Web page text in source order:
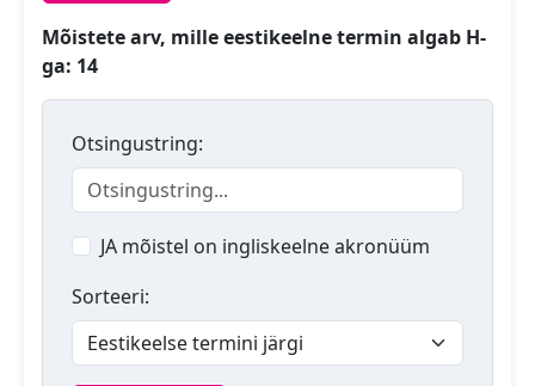
Mõistete arv, mille eestikeelne termin algab H-
ga: 14
Otsingustring:
JA mõistel on ingliskeelne akronüüm
Sorteeri: